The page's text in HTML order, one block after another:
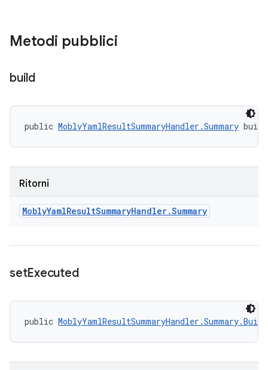
Metodi pubblici
build
public MoblyYamlResultSummaryHandler.Summary
Ritorni
MoblyYamlResultSummaryHandler.Summary
setExecuted
public